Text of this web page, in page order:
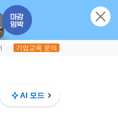
기업교육 문의
AI 모드